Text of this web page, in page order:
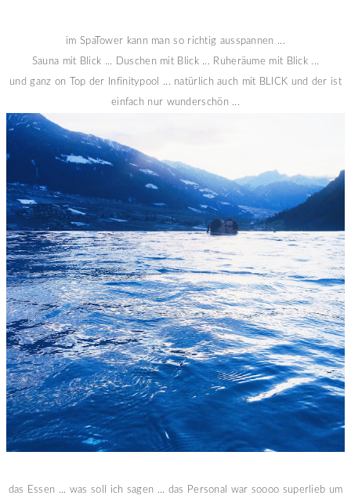
im SpaTower kann man so richtig ausspannen ...
Sauna mit Blick ... Duschen mit Blick ... Ruheräume mit Blick ...
und ganz on Top der Infinitypool ... natürlich auch mit BLICK und der ist
einfach nur wunderschön ...
das Essen ... was soll ich sagen ... das Personal war soooo superlieb um